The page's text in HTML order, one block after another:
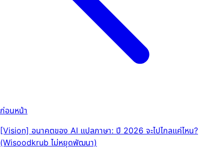
ก่อนหน้า
[Vision] อนาคตของ AI แปลภาษา: ปี 2026 จะไปไกลแค่ไหน?
(Wisoodkrub ไม่หยุดพัฒนา)